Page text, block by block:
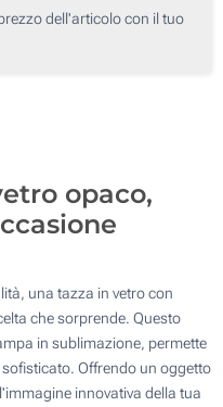
dell'articolo con il tuo
opaco,
una tazza in vetro con
che sorprende. Questo
in sublimazione, permette
Offrendo un oggetto
innovativa della tua